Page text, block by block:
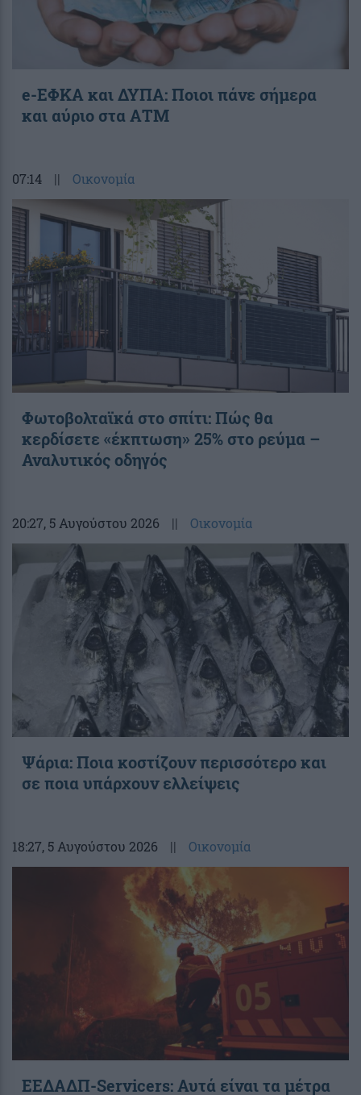
e-ΕΦΚΑ και ΔΥΠΑ: Ποιοι πάνε σήμερα
και αύριο στα ΑΤΜ
07:14 || Οικονομία
Φωτοβολταϊκά στο σπίτι: Πώς θα
κερδίσετε «έκπτωση» 25% στο ρεύμα –
Αναλυτικός οδηγός
20:27, 5 Αυγούστου 2026 || Οικονομία
Ψάρια: Ποια κοστίζουν περισσότερο και
σε ποια υπάρχουν ελλείψεις
18:27, 5 Αυγούστου 2026 || Οικονομία
ΕΕΔΑΔΠ-Servicers: Αυτά είναι τα μέτρα